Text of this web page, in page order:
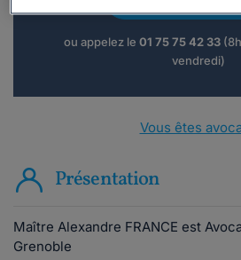
ou appelez le 01 75 75 42 33(8h
vendredi)
Vous êtes
Présentation
Maître Alexandre FRANCE est
Grenoble